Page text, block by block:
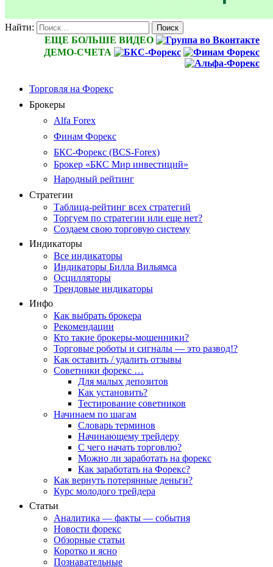
Найти:
ЕЩЕ БОЛЬШЕ ВИДЕО
ДЕМО-СЧЕТА
Торговля на Форекс
Брокеры
Alfa Forex
Финам Форекс
БКС-Форекс (BCS-Forex)
Брокер «БКС Мир инвестиций»
Народный рейтинг
Стратегии
Таблица-рейтинг всех стратегий
Торгуем по стратегии или еще нет?
Создаем свою торговую систему
Индикаторы
Все индикаторы
Индикаторы Билла Вильямса
Осцилляторы
Трендовые индикаторы
Инфо
Как выбрать брокера
Рекомендации
Кто такие брокеры-мошенники?
Торговые роботы и сигналы — это развод!?
Как оставить / удалить отзывы
Советники форекс …
Для малых депозитов
Как установить?
Тестирование советников
Начинаем по шагам
Словарь терминов
Начинающему трейдеру
С чего начать торговлю?
Можно ли заработать на форекс
Как заработать на Форекс?
Как вернуть потерянные деньги?
Курс молодого трейдера
Статьи
Аналитика — факты — события
Новости форекс
Обзорные статьи
Коротко и ясно
Познавательные